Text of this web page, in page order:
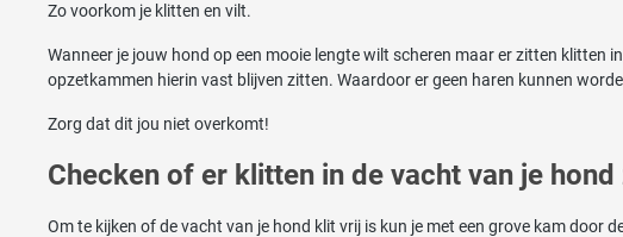
Zo voorkom je klitten en vilt.
Wanneer je jouw hond op een mooie lengte wilt scheren maar er zitten klitten
opzetkammen hierin vast blijven zitten. Waardoor er geen haren kunnen
Zorg dat dit jou niet overkomt!
Checken of er klitten in de vacht van je
Om te kijken of de vacht van je hond klit vrij is kun je met een grove kam door